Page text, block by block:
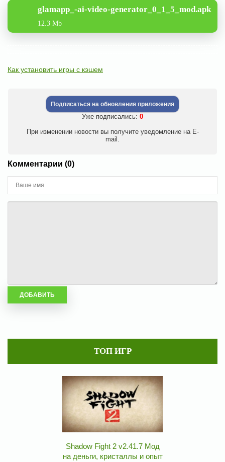
glamapp_-ai-video-generator_0_1_5_mod.apk
12.3 Mb
Как установить игры с кэшем
Подписаться на обновления приложения
Уже подписались: 0
При изменении новости вы получите уведомление на E-
mail.
Комментарии (0)
ТОП ИГР
Shadow Fight 2 v2.41.7 Мод
на деньги, кристаллы и опыт